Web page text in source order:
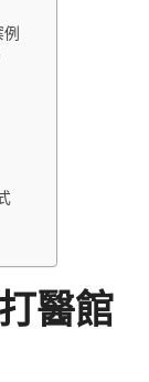
例
醫館